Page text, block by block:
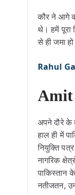
कौर ने आगे
थे। हमें पूरा
से ही जमा
Rahul
Amit
अपने दौरे के
हाल ही में
नियुक्ति
नागरिक
पाकिस्तान
नतीजतन,